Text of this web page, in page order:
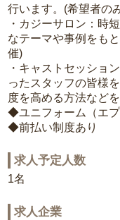
行います。(希望者の
・カジーサロン：時
なテーマや事例をも
催)
・キャストセッショ
ったスタッフの皆様
度を高める方法など
◆ユニフォーム（エ
◆前払い制度あり
求人予定人数
1名
求人企業